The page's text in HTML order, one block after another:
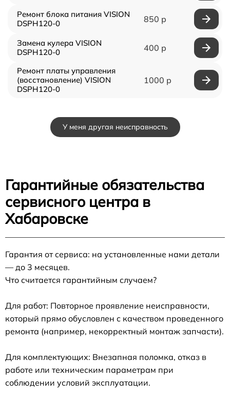
Ремонт блока питания VISION
DSPH120-0
850 р
Замена кулера VISION
DSPH120-0
400 р
Ремонт платы управления
(восстановление) VISION
DSPH120-0
1000 р
У меня другая неисправность
Гарантийные обязательства
сервисного центра в
Хабаровске
Гарантия от сервиса: на установленные нами детали
— до 3 месяцев.
Что считается гарантийным случаем?
Для работ: Повторное проявление неисправности,
который прямо обусловлен с качеством проведенного
ремонта (например, некорректный монтаж запчасти).
Для комплектующих: Внезапная поломка, отказ в
работе или техническим параметрам при
соблюдении условий эксплуатации.